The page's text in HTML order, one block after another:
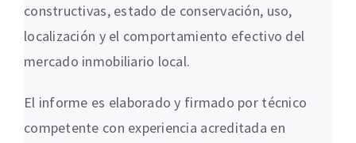
constructivas, estado de conservación, uso,
localización y el comportamiento efectivo del
mercado inmobiliario local.
El informe es elaborado y firmado por técnico
competente con experiencia acreditada en